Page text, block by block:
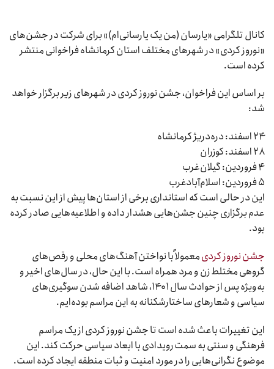
کانال تلگرامی «یارسان (من یک یارسانی‌ام)» برای شرکت در جشن‌های
«نوروز کردی» در شهرهای مختلف استان کرمانشاه فراخوانی منتشر
کرده است.
بر اساس این فراخوان، جشن نوروز کردی در شهرهای زیر برگزار خواهد
شد:
۲۴ اسفند: دره‌دریژ کرمانشاه
۲۸ اسفند: کوزران
۴ فروردین: گیلان‌غرب
۵ فروردین: اسلام‌آبادغرب
این در حالی است که استانداری برخی از استان‌ها پیش از این نسبت به
عدم برگزاری چنین جشن‌هایی هشدار داده و اطلاعیه‌هایی صادر کرده
بود.
جشن نوروز کردیمعمولاً با نواختن آهنگ‌های محلی و رقص‌های
گروهی مختلط زن و مرد همراه است. با این حال، در سال‌های اخیر و
به‌ویژه پس از حوادث سال ۱۴۰۱، شاهد اضافه شدن سوگیری‌های
سیاسی و شعارهای ساختارشکنانه به این مراسم بوده‌ایم.
این تغییرات باعث شده است تا جشن نوروز کردی از یک مراسم
فرهنگی و سنتی به سمت رویدادی با ابعاد سیاسی حرکت کند. این
موضوع نگرانی‌هایی را در مورد امنیت و ثبات منطقه ایجاد کرده است.